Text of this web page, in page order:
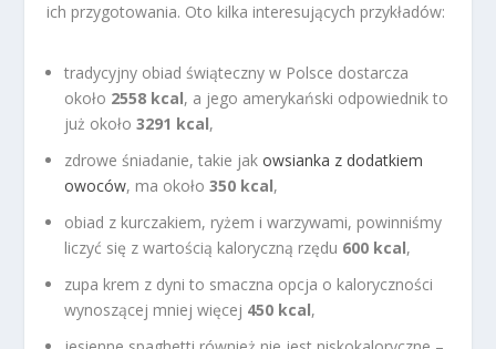
ich przygotowania. Oto kilka interesujących przykładów:
tradycyjny obiad świąteczny w Polsce dostarcza
około 2558 kcal, a jego amerykański odpowiednik to
już około3291 kcal,
zdrowe śniadanie, takie jakowsianka z dodatkiem
owoców, ma około350 kcal,
obiad z kurczakiem, ryżem i warzywami, powinniśmy
liczyć się z wartością kaloryczną rzędu 600 kcal,
zupa krem z dyni to smaczna opcja o kaloryczności
wynoszącej mniej więcej 450 kcal,